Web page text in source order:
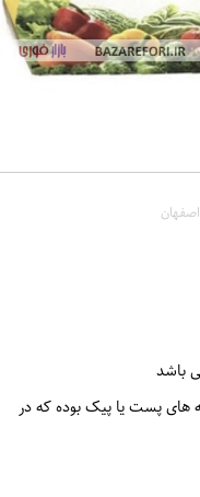
باشد
های پست یا پیک بوده که در